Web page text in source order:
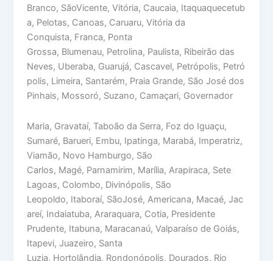
Branco, SãoVicente, Vitória, Caucaia, Itaquaquecetub
a, Pelotas, Canoas, Caruaru, Vitória da
Conquista, Franca, Ponta
Grossa, Blumenau, Petrolina, Paulista, Ribeirão das
Neves, Uberaba, Guarujá, Cascavel, Petrópolis, Petró
polis, Limeira, Santarém, Praia Grande, São José dos
Pinhais, Mossoró, Suzano, Camaçari, Governador
Maria, Gravataí, Taboão da Serra, Foz do Iguaçu,
Sumaré, Barueri, Embu, Ipatinga, Marabá, Imperatriz,
Viamão, Novo Hamburgo, São
Carlos, Magé, Parnamirim, Marília, Arapiraca, Sete
Lagoas, Colombo, Divinópolis, São
Leopoldo, Itaboraí, SãoJosé, Americana, Macaé, Jac
areí, Indaiatuba, Araraquara, Cotia, Presidente
Prudente, Itabuna, Maracanaú, Valparaíso de Goiás,
Itapevi, Juazeiro, Santa
Luzia, Hortolândia, Rondonópolis, Dourados, Rio